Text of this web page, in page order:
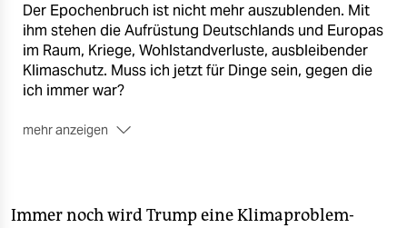
Der Epochenbruch ist nicht mehr auszublenden. Mit
ihm stehen die Aufrüstung Deutschlands und Europas
im Raum, Kriege, Wohlstandverluste, ausbleibender
Klimaschutz. Muss ich jetzt für Dinge sein, gegen die
ich immer war?
mehr anzeigen
Pascal Zorn und Harald Welzer.
Immer noch wird Trump eine Klimaproblem-